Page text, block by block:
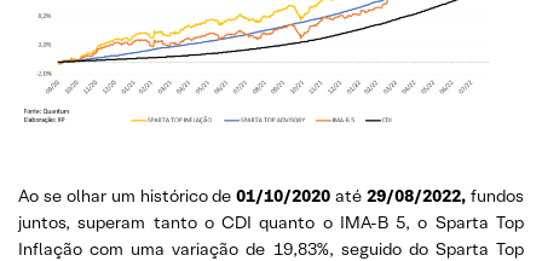
Ao se olhar um histórico de01/10/2020até29/08/2022, fundos
juntos, superam tanto o CDI quanto o IMA-B 5, o Sparta Top
Inflação com uma variação de 19,83%, seguido do Sparta Top